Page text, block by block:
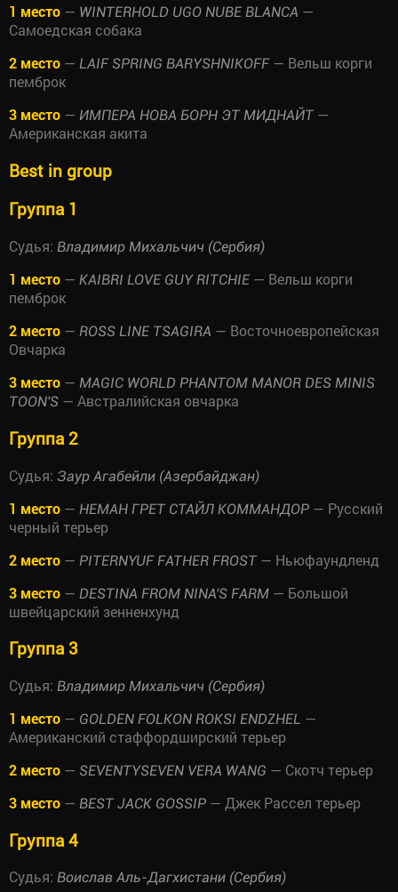
1 место — WINTERHOLD UGO NUBE BLANCA —
Самоедская собака
2 место — LAIF SPRING BARYSHNIKOFF— Вельш корги
пемброк
3 место — ИМПЕРА НОВА БОРН ЭТ МИДНАЙТ—
Американская акита
Best in group
Группа 1
Судья: Владимир Михальчич (Сербия)
1 место — KAIBRI LOVE GUY RITCHIE — Вельш корги
пемброк
2 место — ROSS LINE TSAGIRA — Восточноевропейская
Овчарка
3 место — MAGIC WORLD PHANTOM MANOR DES MINIS
TOON'S — Австралийская овчарка
Группа 2
Судья: Заур Агабейли (Азербайджан)
1 место — НЕМАН ГРЕТ СТАЙЛ КОММАНДОР — Русский
черный терьер
2 место — PITERNYUF FATHER FROST — Ньюфаундленд
3 место — DESTINA FROM NINA'S FARM — Большой
швейцарский зенненхунд
Группа 3
Судья: Владимир Михальчич (Сербия)
1 место — GOLDEN FOLKON ROKSI ENDZHEL —
Американский стаффордширский терьер
2 место — SEVENTYSEVEN VERA WANG — Скотч терьер
3 место — BEST JACK GOSSIP — Джек Рассел терьер
Группа 4
Судья: Воислав Аль-Дагхистани (Сербия)